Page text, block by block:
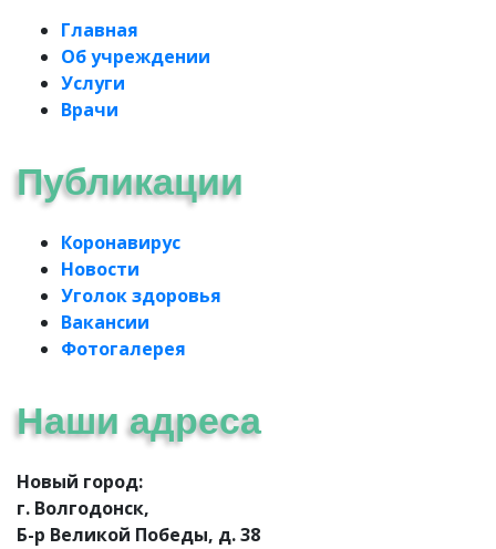
Главная
Об учреждении
Услуги
Врачи
Публикации
Коронавирус
Новости
Уголок здоровья
Вакансии
Фотогалерея
Наши адреса
Новый город:
г. Волгодонск,
Б-р Великой Победы, д. 38